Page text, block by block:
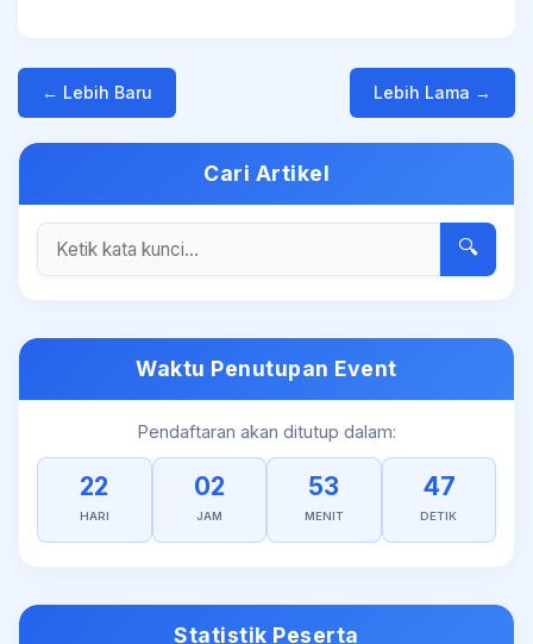
← Lebih Baru Lebih Lama →
Cari Artikel
🔍
Waktu Penutupan Event
Pendaftaran akan ditutup dalam:
22
HARI
02
JAM
53
MENIT
47
DETIK
Statistik Peserta